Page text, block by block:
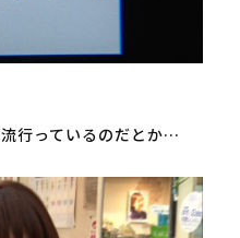
行っているのだとか…